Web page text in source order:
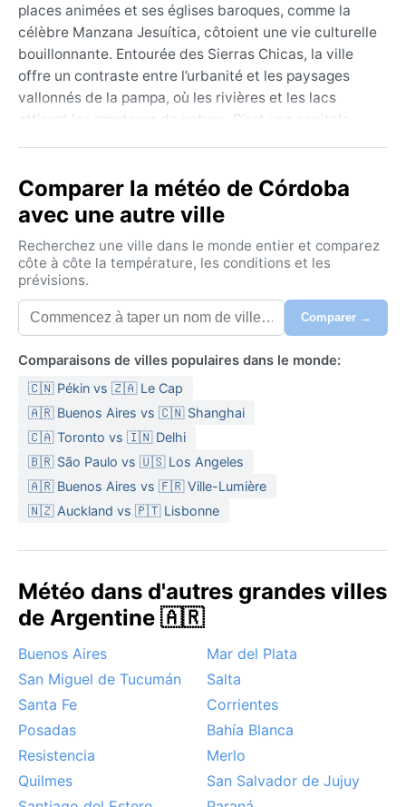
places animées et ses églises baroques, comme la
célèbre Manzana Jesuítica, côtoient une vie culturelle
bouillonnante. Entourée des Sierras Chicas, la ville
offre un contraste entre l’urbanité et les paysages
vallonnés de la pampa, où les rivières et les lacs
attirent les amateurs de nature. C’est une capitale
Sous un climat subtropical humide à hiver sec
(Köppen Cwa), Córdoba connaît des étés chauds et
orageux, de décembre à mars, avec des températures
dépassant souvent 30 °C et une humidité marquée.
Les hivers, de juin à août, sont doux et ensoleillés, les
minimales descendant rarement sous 5 °C, et les
pluies se font rares. Les précipitations, concentrées
en profiter, mieux vaut prévoir des vêtements légers
et un imperméable pour l’été, et une veste pour les
soirées d’hiver.
Le meilleur moment pour visiter est le printemps
(septembre-novembre) ou l’automne (mars-mai),
quand les températures sont agréables et les pluies
modérées. En été, les orages violents sont fréquents,
appelé Pampero peut souffler, rafraîchissant l’air. La
sont parfois saupoudrées. Ces phénomènes ajoutent
au caractère changeant du ciel de Córdoba.
Comparer la météo de Córdoba
avec une autre ville
Recherchez une ville dans le monde entier et comparez
côte à côte la température, les conditions et les
prévisions.
Comparer →
Comparaisons de villes populaires dans le monde:
🇨🇳 Pékin vs 🇿🇦 Le Cap
🇦🇷 Buenos Aires vs 🇨🇳 Shanghai
🇨🇦 Toronto vs 🇮🇳 Delhi
🇧🇷 São Paulo vs 🇺🇸 Los Angeles
🇦🇷 Buenos Aires vs 🇫🇷 Ville-Lumière
🇳🇿 Auckland vs 🇵🇹 Lisbonne
Météo dans d'autres grandes villes
de Argentine 🇦🇷
Buenos Aires
Mar del Plata
San Miguel de Tucumán
Salta
Santa Fe
Corrientes
Posadas
Bahía Blanca
Resistencia
Merlo
Quilmes
San Salvador de Jujuy